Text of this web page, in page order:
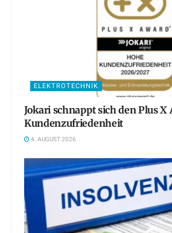
ELEKTROTECHNIK
Jokari schnappt sich den Plus
Kundenzufriedenheit
4. AUGUST 2026